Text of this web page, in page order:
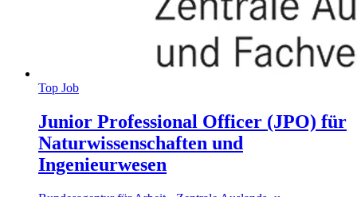
Top Job
Junior Professional Officer (JPO) für
Naturwissenschaften und
Ingenieurwesen